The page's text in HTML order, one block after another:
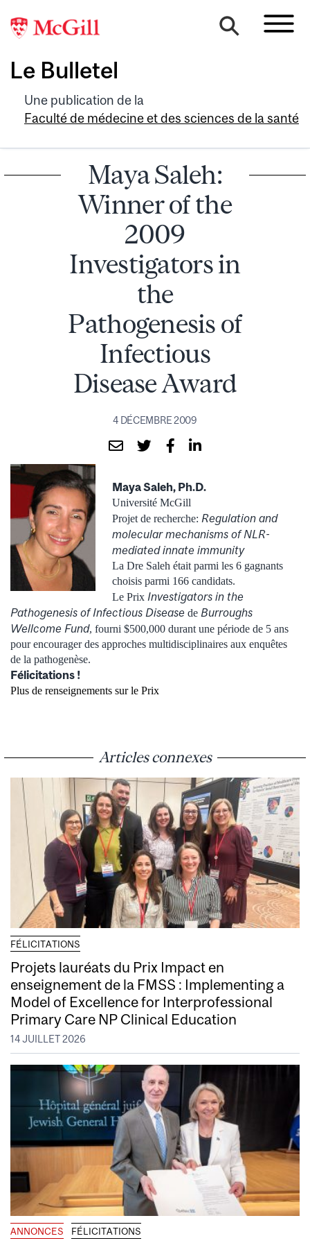
Le Bulletel
Une publication de la
Faculté de médecine et des sciences de la santé
Maya Saleh:
Winner of the
2009
Investigators in
the
Pathogenesis of
Infectious
Disease Award
4 DÉCEMBRE 2009
Maya Saleh, Ph.D.
Université McGill
Projet de recherche: Regulation and
molecular mechanisms of NLR-
mediated innate immunity
La Dre Saleh était parmi les 6 gagnants
choisis parmi 166 candidats.
Le Prix Investigators in the
Pathogenesis of Infectious Disease de Burroughs
Wellcome Fund, fourni $500,000 durant une période de 5 ans
pour encourager des approches multidisciplinaires aux enquêtes
de la pathogenèse.
Félicitations !
Plus de renseignements sur le Prix
Articles connexes
FÉLICITATIONS
Projets lauréats du Prix Impact en
enseignement de la FMSS : Implementing a
Model of Excellence for Interprofessional
Primary Care NP Clinical Education
14 JUILLET 2026
ANNONCES FÉLICITATIONS